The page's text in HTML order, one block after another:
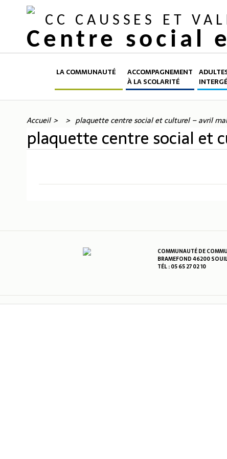
CC CAUSSES ET
Centre social
LA COMMUNAUTÉ
ACCOMPAGNEMENT
À LA SCOLARITÉ
Accueil plaquette centre social et culturel – avril
plaquette centre social et
COMMUNAUTÉ DE
BRAMEFOND 46200
TÉL : 05 65 27 02 10